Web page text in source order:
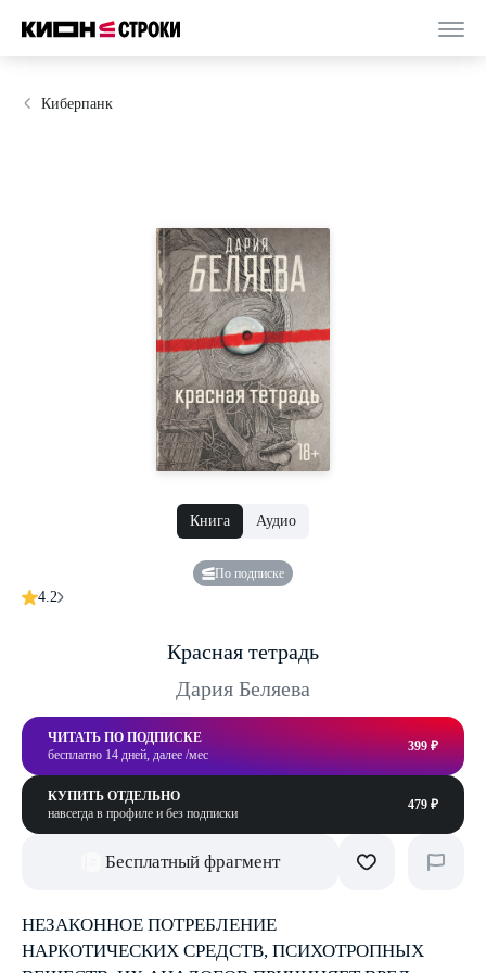
Киберпанк
Книга Аудио
По подписке
4.2
Красная тетрадь
Дария Беляева
ЧИТАТЬ ПО ПОДПИСКЕ
бесплатно 14 дней, далее /мес
399 ₽
КУПИТЬ ОТДЕЛЬНО
навсегда в профиле и без подписки
479 ₽
Бесплатный фрагмент
НЕЗАКОННОЕ ПОТРЕБЛЕНИЕ
НАРКОТИЧЕСКИХ СРЕДСТВ, ПСИХОТРОПНЫХ